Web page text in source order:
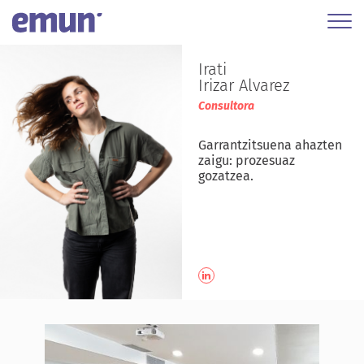
Irati
Irizar Alvarez
Consultora
Garrantzitsuena ahazten
zaigu: prozesuaz
gozatzea.